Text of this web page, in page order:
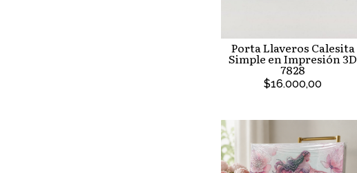
Porta Llaveros Calesita
Simple en Impresión 3D
7828
$16.000,00